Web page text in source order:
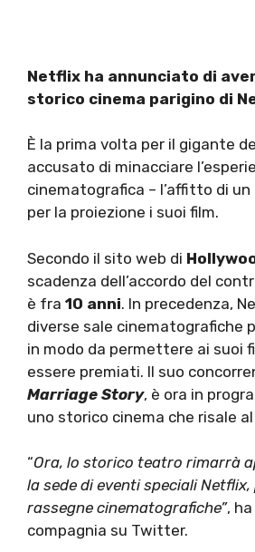
Netflix ha annunciato di
storico cinema parigino di
È la prima volta per il gigante
accusato di minacciare
cinematografica – l’affitto di
per la proiezione i suoi film.
Secondo il sito web di
scadenza dell’accordo del
è fra 10 anni. In precedenza,
diverse sale cinematografiche
in modo da permettere ai suoi
essere premiati. Il suo
Marriage Story, è ora in
uno storico cinema che risale al
“Ora, lo storico teatro rimarrà
la sede di eventi speciali
rassegne cinematografiche”,
compagnia su Twitter.